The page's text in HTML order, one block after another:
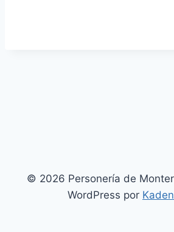
© 2026 Personería de
WordPress por